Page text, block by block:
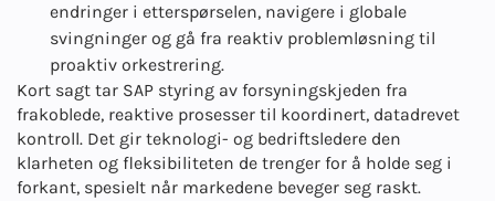
endringer i etterspørselen, navigere i globale
svingninger og gå fra reaktiv problemløsning til
proaktiv orkestrering.
Kort sagt tar SAP styring av forsyningskjeden fra
frakoblede, reaktive prosesser til koordinert, datadrevet
kontroll. Det gir teknologi- og bedriftsledere den
klarheten og fleksibiliteten de trenger for å holde seg i
forkant, spesielt når markedene beveger seg raskt.